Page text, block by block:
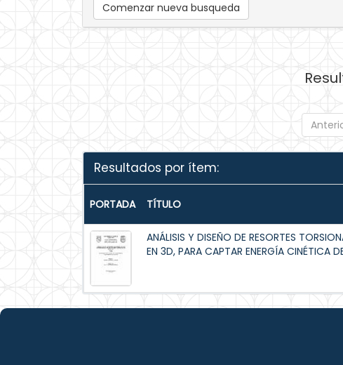
Comenzar nueva busqueda
Resultados por ítem:
PORTADA TÍTULO
ANÁLISIS Y DISEÑO DE RESORTES
EN 3D, PARA CAPTAR ENERGÍA CINÉTICA